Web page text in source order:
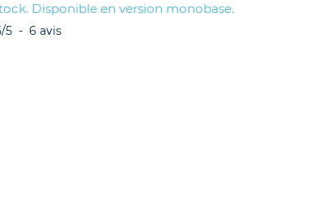
Disponible en version monobase.
/5 - 6 avis